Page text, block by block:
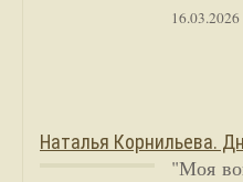
16.03.2026
Наталья Корнильева.
"Моя